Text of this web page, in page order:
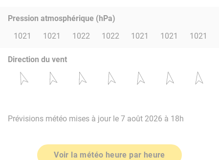
Pression atmosphérique (hPa)
1021
1021 1022 1022 1021 1021 1021
Direction du vent
Prévisions météo mises à jour le 7 août 2026 à 18h
Voir la météo heure par heure